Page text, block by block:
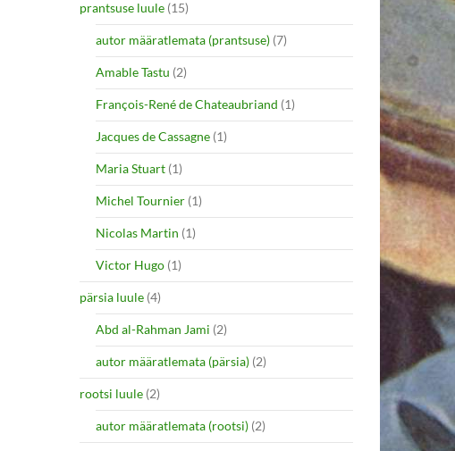
prantsuse luule (15)
autor määratlemata (prantsuse) (7)
Amable Tastu (2)
François-René de Chateaubriand (1)
Jacques de Cassagne (1)
Maria Stuart (1)
Michel Tournier (1)
Nicolas Martin (1)
Victor Hugo (1)
pärsia luule (4)
Abd al-Rahman Jami (2)
autor määratlemata (pärsia) (2)
rootsi luule (2)
autor määratlemata (rootsi) (2)